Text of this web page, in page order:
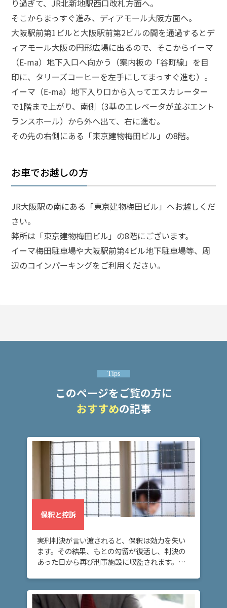
図・
アク
セス
り過ぎて、JR北新地駅西口改札方面へ。
そこからまっすぐ進み、ディアモール大阪方面へ。
大阪駅前第1ビルと大阪駅前第2ビルの間を通過するとデ
ィアモール大阪の円形広場に出るので、そこからイーマ
（E-ma）地下入口へ向かう（案内板の「谷町線」を目
印に、タリーズコーヒーを左手にしてまっすぐ進む）。
イーマ（E-ma）地下入り口から入ってエスカレーター
で1階まで上がり、南側（3基のエレベータが並ぶエント
ランスホール）から外へ出て、右に進む。
その先の右側にある「東京建物梅田ビル」の8階。
お車でお越しの方
JR大阪駅の南にある「東京建物梅田ビル」へお越しくだ
さい。
弊所は「東京建物梅田ビル」の8階にございます。
イーマ梅田駐車場や大阪駅前第4ビル地下駐車場等、周
辺のコインパーキングをご利用ください。
Tips
このページをご覧の方に
おすすめの記事
保釈と控訴
実刑判決が言い渡されると、保釈は効力を失い
ます。その結果、もとの勾留が復活し、判決の
あった日から再び刑事施設に収監されます。こ